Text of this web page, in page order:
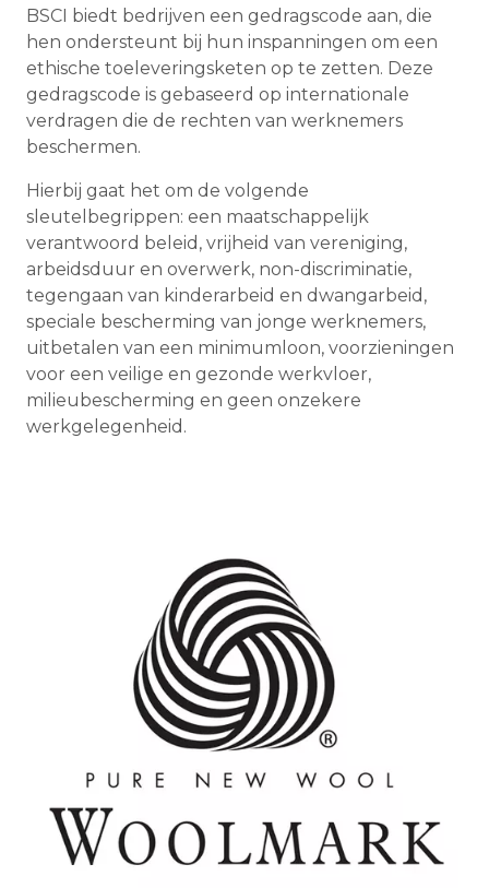
BSCI biedt bedrijven een gedragscode aan, die
hen ondersteunt bij hun inspanningen om een
ethische toeleveringsketen op te zetten. Deze
gedragscode is gebaseerd op internationale
verdragen die de rechten van werknemers
beschermen.
Hierbij gaat het om de volgende
sleutelbegrippen: een maatschappelijk
verantwoord beleid, vrijheid van vereniging,
arbeidsduur en overwerk, non-discriminatie,
tegengaan van kinderarbeid en dwangarbeid,
speciale bescherming van jonge werknemers,
uitbetalen van een minimumloon, voorzieningen
voor een veilige en gezonde werkvloer,
milieubescherming en geen onzekere
werkgelegenheid.